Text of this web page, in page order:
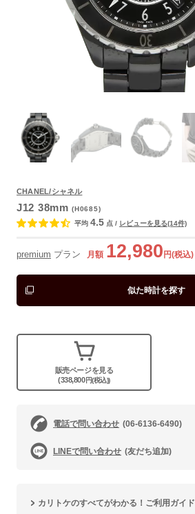
CHANEL/シャネル
J12 38mm(H0685)
平均 4.5 点 / レビューを見る(14件)
premium プラン 月額 12,980 円(税込)
似た時計を探す
販売ページを見る
(338,800円(税込))
電話で問い合わせ (06-6136-6490)
LINEで問い合わせ (友だち追加)
カリトケのすべてがわかる！ご利用ガイド
よくあるご質問